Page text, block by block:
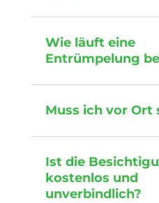
Wie läuft eine
Entrümpelung
Muss ich vor Ort
Ist die
kostenlos und
unverbindlich?